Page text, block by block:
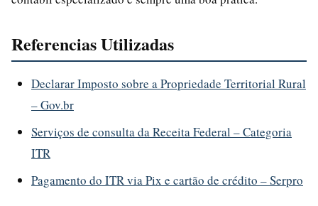
Referencias Utilizadas
Declarar Imposto sobre a Propriedade Territorial Rural
– Gov.br
Serviços de consulta da Receita Federal – Categoria
ITR
Pagamento do ITR via Pix e cartão de crédito – Serpro